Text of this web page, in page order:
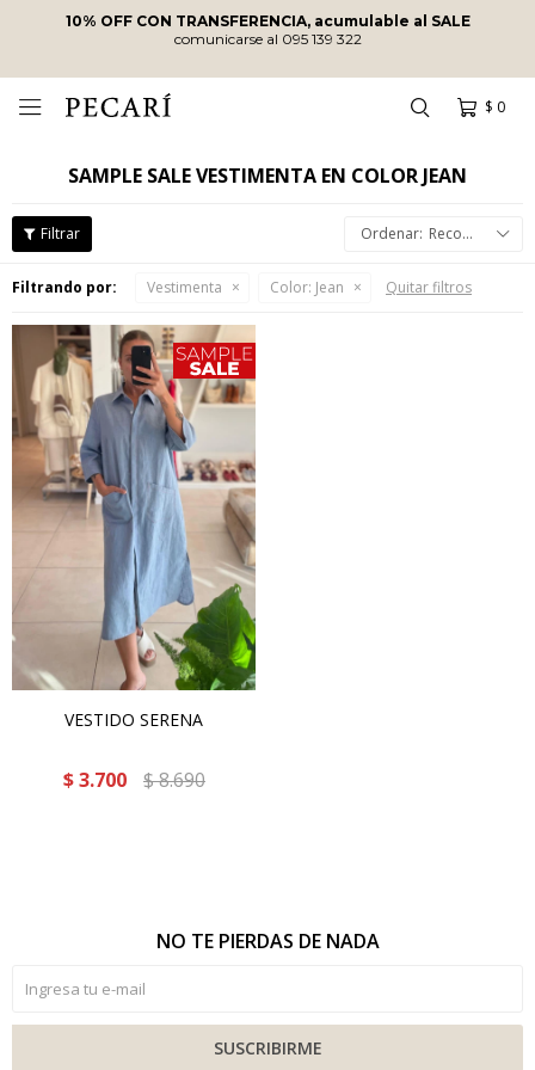
10% OFF CON TRANSFERENCIA, acumulable al SALE
comunicarse al 095 139 322
$ 0

SAMPLE SALE VESTIMENTA EN COLOR JEAN
Recomendados
Filtrando por: Vestimenta Color: Jean Quitar filtros
VESTIDO SERENA
$ 3.700 $8.690
NO TE PIERDAS DE NADA
SUSCRIBIRME